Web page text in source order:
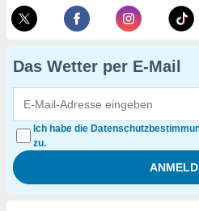
Das Wetter per E-Mail
Ich habe die
zu.